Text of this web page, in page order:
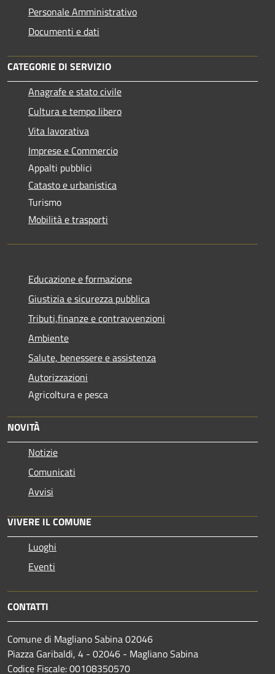
Personale Amministrativo
Documenti e dati
CATEGORIE DI SERVIZIO
Anagrafe e stato civile
Cultura e tempo libero
Vita lavorativa
Imprese e Commercio
Appalti pubblici
Catasto e urbanistica
Turismo
Mobilità e trasporti
Educazione e formazione
Giustizia e sicurezza pubblica
Tributi,finanze e contravvenzioni
Ambiente
Salute, benessere e assistenza
Autorizzazioni
Agricoltura e pesca
NOVITÀ
Notizie
Comunicati
Avvisi
VIVERE IL COMUNE
Luoghi
Eventi
CONTATTI
Comune di Magliano Sabina 02046
Piazza Garibaldi, 4 - 02046 - Magliano Sabina
Codice Fiscale: 00108350570